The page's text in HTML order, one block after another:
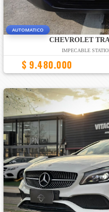
AUTOMATICO
CHEVROLET
IMPECABLE
$ 9.480.000